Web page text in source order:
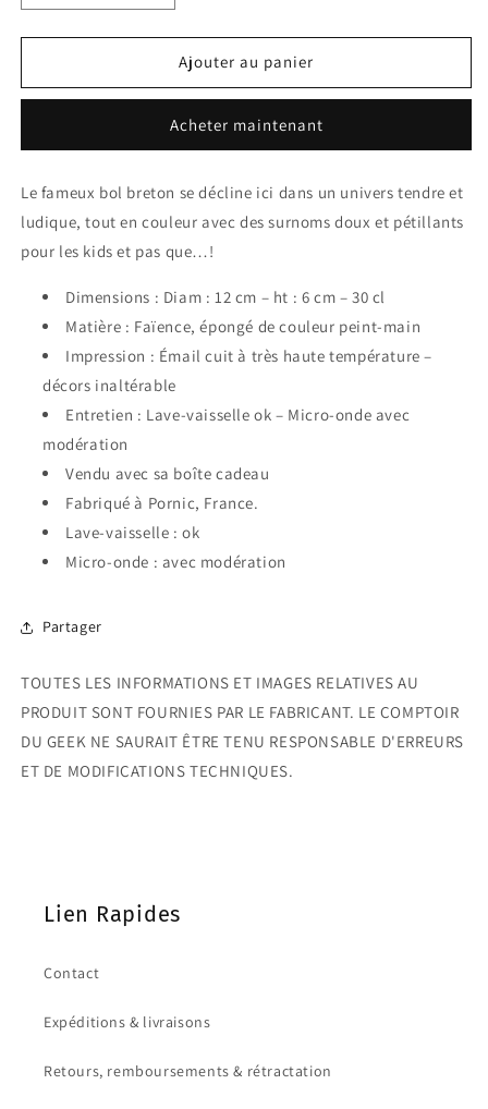
la
quantité
Bol
la
quantité
Bol
Puce
Ajouter au panier
Acheter maintenant
Le fameux bol breton se décline ici dans un univers tendre et
ludique, tout en couleur avec des surnoms doux et pétillants
pour les kids et pas que…!
Dimensions : Diam : 12 cm – ht : 6 cm – 30 cl
Matière : Faïence, épongé de couleur peint-main
Impression : Émail cuit à très haute température –
décors inaltérable
Entretien : Lave-vaisselle ok – Micro-onde avec
modération
Vendu avec sa boîte cadeau
Fabriqué à Pornic, France.
Lave-vaisselle : ok
Micro-onde : avec modération
Partager
TOUTES LES INFORMATIONS ET IMAGES RELATIVES AU
PRODUIT SONT FOURNIES PAR LE FABRICANT. LE COMPTOIR
DU GEEK NE SAURAIT ÊTRE TENU RESPONSABLE D'ERREURS
ET DE MODIFICATIONS TECHNIQUES.
Lien Rapides
Contact
Expéditions & livraisons
Retours, remboursements & rétractation